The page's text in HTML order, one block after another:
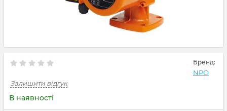
Бренд:
NPO
Залишити відгук
В наявності